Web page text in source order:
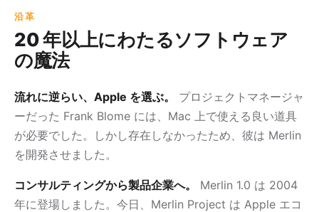
沿革
20 年以上にわたるソフトウェア
の魔法
流れに逆らい、Apple を選ぶ。
プロジェクトマネージャ
ーだった Frank Blome には、Mac 上で使える良い道具
が必要でした。しかし存在しなかったため、彼は Merlin
を開発させました。
コンサルティングから製品企業へ。
Merlin 1.0 は 2004
年に登場しました。今日、Merlin Project は Apple エコ